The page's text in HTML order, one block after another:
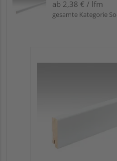
ab 2,38 € / lfm
gesamte Kategorie